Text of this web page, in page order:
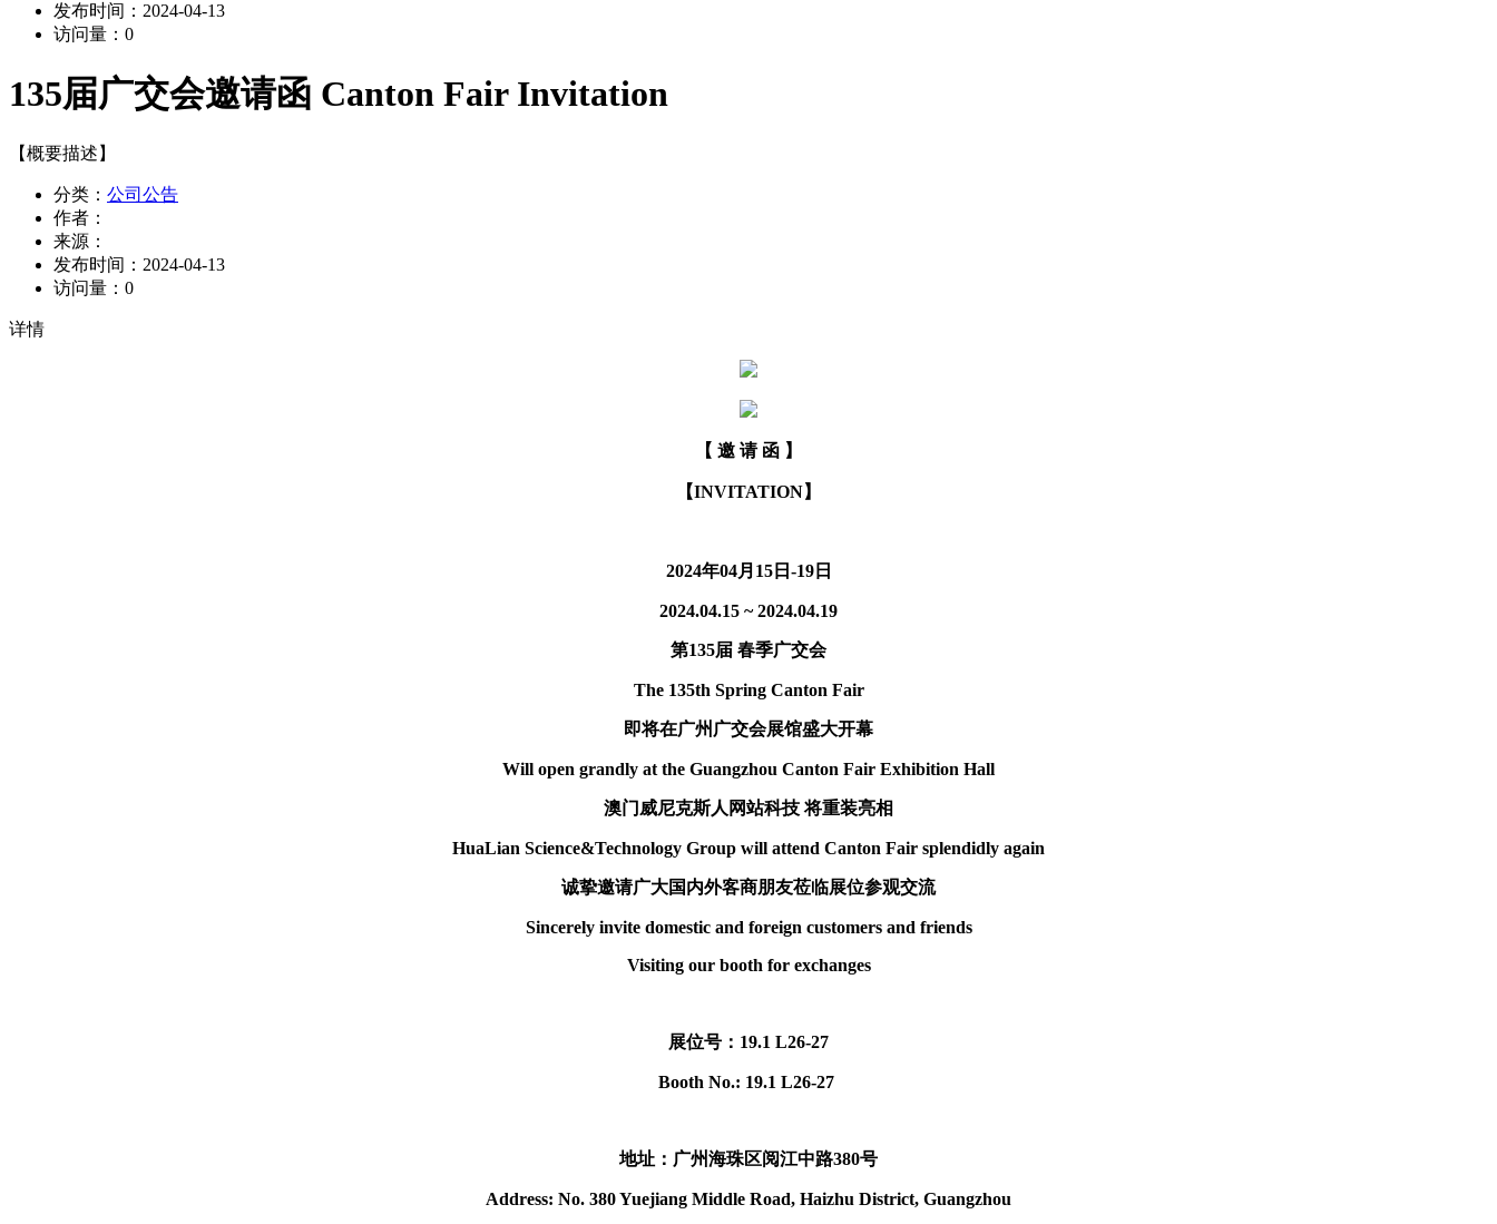
发布时间： 2024-04-13
访问量： 0
135届广交会邀请函 Canton Fair Invitation
【概要描述】
分类： 公司公告
作者：
来源：
发布时间： 2024-04-13
访问量： 0
详情
【 邀 请 函 】
【INVITATION】
2024年04月15日-19日
2024.04.15 ~ 2024.04.19
第135届 春季广交会
The 135th Spring Canton Fair
即将在广州广交会展馆盛大开幕
Will open grandly at the Guangzhou Canton Fair Exhibition Hall
澳门威尼克斯人网站科技 将重装亮相
HuaLian Science&Technology Group will attend Canton Fair splendidly again
诚挚邀请广大国内外客商朋友莅临展位参观交流
Sincerely invite domestic and foreign customers and friends
Visiting our booth for exchanges
展位号：19.1 L26-27
Booth No.: 19.1 L26-27
地址：广州海珠区阅江中路380号
Address: No. 380 Yuejiang Middle Road, Haizhu District, Guangzhou